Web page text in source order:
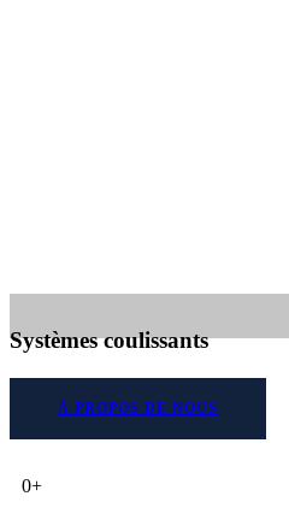
Systèmes coulissants
À PROPOS DE NOUS
0+